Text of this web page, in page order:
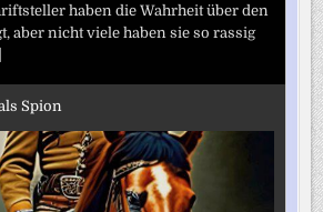
haben die Wahrheit über den
aber nicht viele haben sie so rassig
Spion